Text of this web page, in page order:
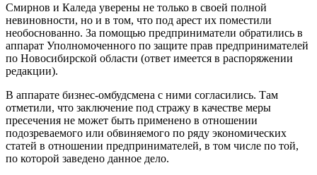
Смирнов и Каледа уверены не только в своей полной
невиновности, но и в том, что под арест их поместили
необоснованно. За помощью предприниматели обратились в
аппарат Уполномоченного по защите прав предпринимателей
по Новосибирской области (ответ имеется в распоряжении
редакции).
В аппарате бизнес-омбудсмена с ними согласились. Там
отметили, что заключение под стражу в качестве меры
пресечения не может быть применено в отношении
подозреваемого или обвиняемого по ряду экономических
статей в отношении предпринимателей, в том числе по той,
по которой заведено данное дело.